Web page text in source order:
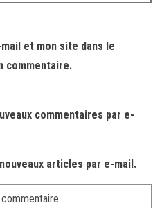
et mon site dans le
commentaire.
commentaires par e-
articles par e-mail.